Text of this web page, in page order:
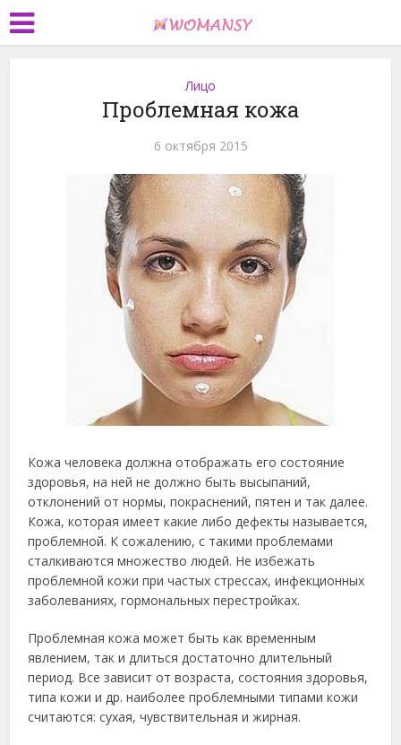
Лицо
Проблемная кожа
6 октября 2015
Кожа человека должна отображать его состояние
здоровья, на ней не должно быть высыпаний,
отклонений от нормы, покраснений, пятен и так далее.
Кожа, которая имеет какие либо дефекты называется,
проблемной. К сожалению, с такими проблемами
сталкиваются множество людей. Не избежать
проблемной кожи при частых стрессах, инфекционных
заболеваниях, гормональных перестройках.
Проблемная кожа может быть как временным
явлением, так и длиться достаточно длительный
период. Все зависит от возраста, состояния здоровья,
типа кожи и др. наиболее проблемными типами кожи
считаются: сухая, чувствительная и жирная.